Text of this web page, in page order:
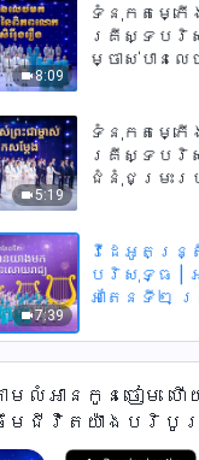
8:09
ទំនុកតម្ក
គ្រីស្ទបរិស័
ម្ចាស់បានល
5:19
ទំនុកតម្ក
គ្រីស្ទបរិស័
ជំនុំជម្រះរ
7:39
វីដេអូតន្
បរិសុទ្ធ | អ
អាតែនទី២ ព្
សោយរាជ្យ
ាមលំអានកូនចៀម ហ
មជីវិតយ៉ាងបរិបូរ